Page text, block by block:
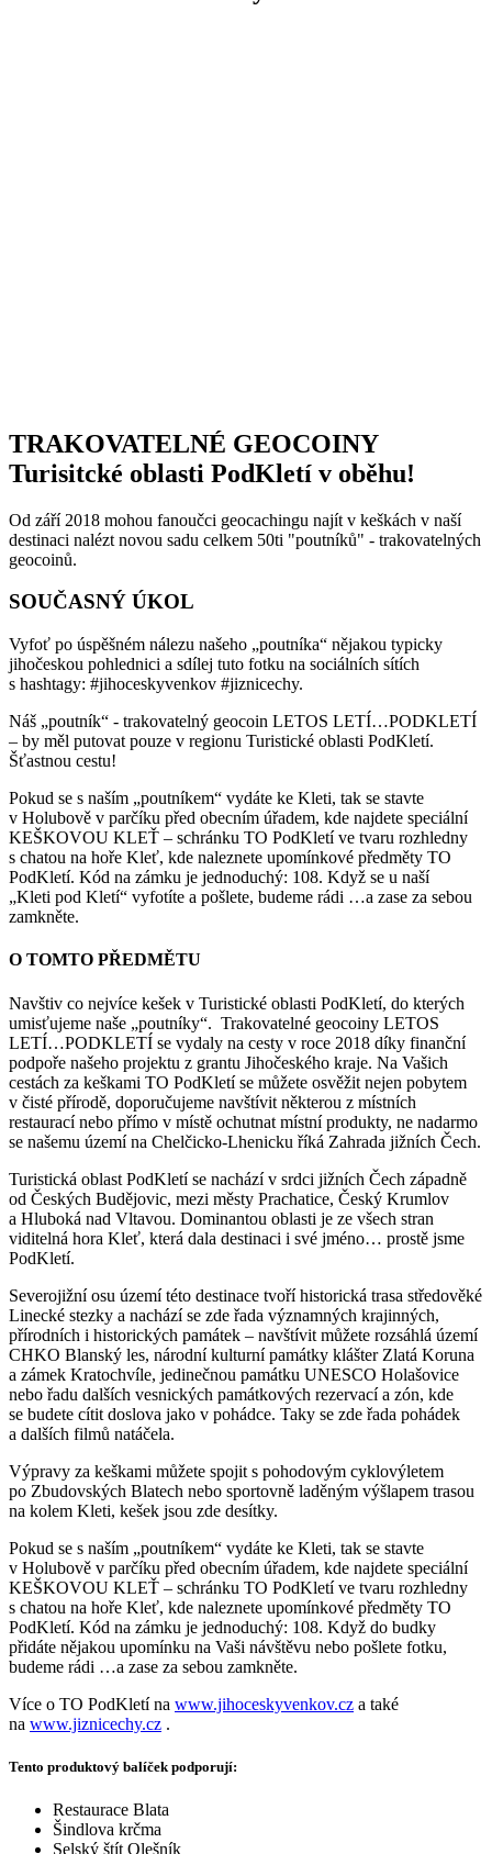
TRAKOVATELNÉ GEOCOINY
Turisitcké oblasti PodKletí v oběhu!
Od září 2018 mohou fanoučci geocachingu najít v keškách v naší
destinaci nalézt novou sadu celkem 50ti "poutníků" - trakovatelných
geocoinů.
SOUČASNÝ ÚKOL
Vyfoť po úspěšném nálezu našeho „poutníka“ nějakou typicky
jihočeskou pohlednici a sdílej tuto fotku na sociálních sítích
s hashtagy: #jihoceskyvenkov #jiznicechy.
Náš „poutník“ - trakovatelný geocoin LETOS LETÍ…PODKLETÍ
– by měl putovat pouze v regionu Turistické oblasti PodKletí.
Šťastnou cestu!
Pokud se s naším „poutníkem“ vydáte ke Kleti, tak se stavte
v Holubově v parčíku před obecním úřadem, kde najdete speciální
KEŠKOVOU KLEŤ – schránku TO PodKletí ve tvaru rozhledny
s chatou na hoře Kleť, kde naleznete upomínkové předměty TO
PodKletí. Kód na zámku je jednoduchý: 108. Když se u naší
„Kleti pod Kletí“ vyfotíte a pošlete, budeme rádi …a zase za sebou
zamkněte.
O TOMTO PŘEDMĚTU
Navštiv co nejvíce kešek v Turistické oblasti PodKletí, do kterých
umisťujeme naše „poutníky“. Trakovatelné geocoiny LETOS
LETÍ…PODKLETÍ se vydaly na cesty v roce 2018 díky finanční
podpoře našeho projektu z grantu Jihočeského kraje. Na Vašich
cestách za keškami TO PodKletí se můžete osvěžit nejen pobytem
v čisté přírodě, doporučujeme navštívit některou z místních
restaurací nebo přímo v místě ochutnat místní produkty, ne nadarmo
se našemu území na Chelčicko-Lhenicku říká Zahrada jižních Čech.
Turistická oblast PodKletí se nachází v srdci jižních Čech západně
od Českých Budějovic, mezi městy Prachatice, Český Krumlov
a Hluboká nad Vltavou. Dominantou oblasti je ze všech stran
viditelná hora Kleť, která dala destinaci i své jméno… prostě jsme
PodKletí.
Severojižní osu území této destinace tvoří historická trasa středověké
Linecké stezky a nachází se zde řada významných krajinných,
přírodních i historických památek – navštívit můžete rozsáhlá území
CHKO Blanský les, národní kulturní památky klášter Zlatá Koruna
a zámek Kratochvíle, jedinečnou památku UNESCO Holašovice
nebo řadu dalších vesnických památkových rezervací a zón, kde
se budete cítit doslova jako v pohádce. Taky se zde řada pohádek
a dalších filmů natáčela.
Výpravy za keškami můžete spojit s pohodovým cyklovýletem
po Zbudovských Blatech nebo sportovně laděným výšlapem trasou
na kolem Kleti, kešek jsou zde desítky.
Pokud se s naším „poutníkem“ vydáte ke Kleti, tak se stavte
v Holubově v parčíku před obecním úřadem, kde najdete speciální
KEŠKOVOU KLEŤ – schránku TO PodKletí ve tvaru rozhledny
s chatou na hoře Kleť, kde naleznete upomínkové předměty TO
PodKletí. Kód na zámku je jednoduchý: 108. Když do budky
přidáte nějakou upomínku na Vaši návštěvu nebo pošlete fotku,
budeme rádi …a zase za sebou zamkněte.
Více o TO PodKletí na www.jihoceskyvenkov.cz a také
na www.jiznicechy.cz .
Tento produktový balíček podporují:
Restaurace Blata
Šindlova krčma
Selský štít Olešník